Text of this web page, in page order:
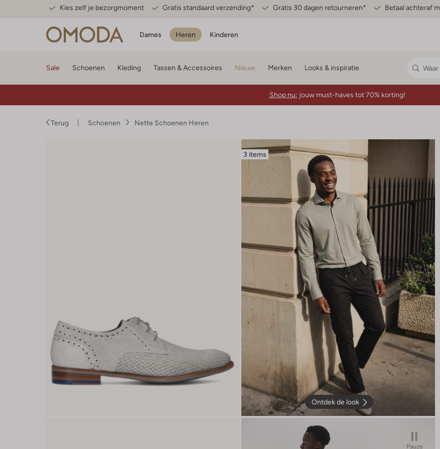
Kies zelf je bezorgmoment Gratis standaard verzending* Gratis 30 dagen retourneren* Betaal achteraf
Dames Heren Kinderen
Sale Schoenen Kleding Tassen & Accessoires Nieuw Merken Looks & inspiratie
Shop nu: jouw must-haves tot 70% korting!
Terug Schoenen Nette Schoenen Heren
3 items
Ontdek de look
Pauze